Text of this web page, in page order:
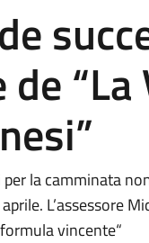
la camminata
L’assessore
vincente“